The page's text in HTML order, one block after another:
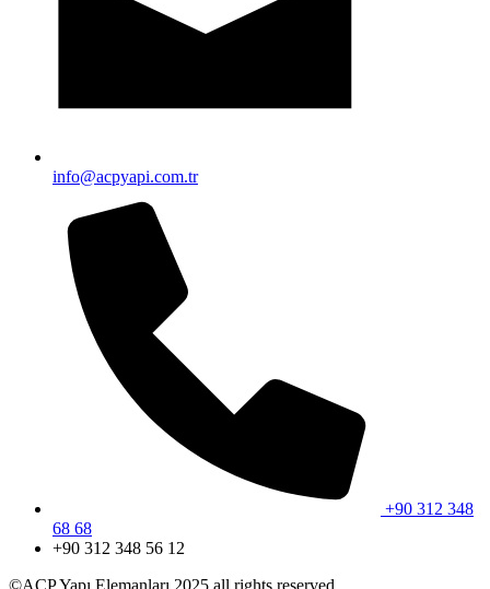
info@acpyapi.com.tr
+90 312 348
68 68
+90 312 348 56 12